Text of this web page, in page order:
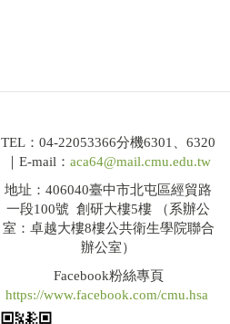
TEL：04-22053366分機6301、6320
｜E-mail： aca64@mail.cmu.edu.tw
地址：406040臺中市北屯區經貿路
一段100號 創研大樓5樓 （系辦公
室：卓越大樓8樓公共衛生學院聯合
辦公室）
Facebook粉絲專頁
https://www.facebook.com/cmu.hsa